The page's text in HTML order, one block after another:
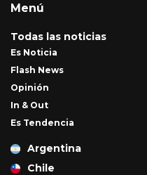
Menú
Todas las noticias
Es Noticia
Flash News
Opinión
In & Out
Es Tendencia
Argentina
Chile